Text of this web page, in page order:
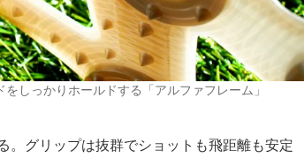
しっかりホールドする「アルファフレーム」
。グリップは抜群でショットも飛距離も安定